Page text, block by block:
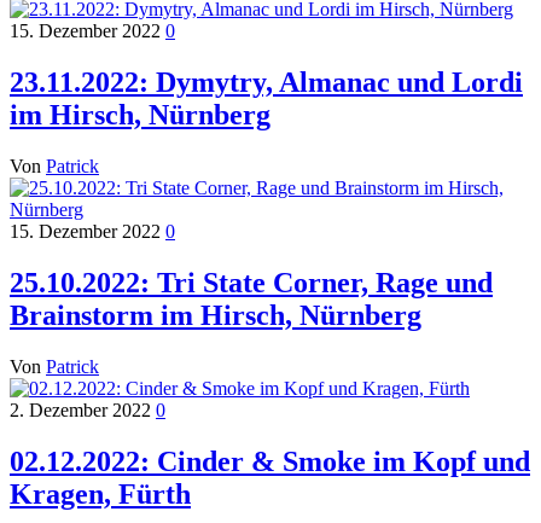
15. Dezember 2022 0
23.11.2022: Dymytry, Almanac und Lordi
im Hirsch, Nürnberg
Von Patrick
15. Dezember 2022 0
25.10.2022: Tri State Corner, Rage und
Brainstorm im Hirsch, Nürnberg
Von Patrick
2. Dezember 2022 0
02.12.2022: Cinder & Smoke im Kopf und
Kragen, Fürth